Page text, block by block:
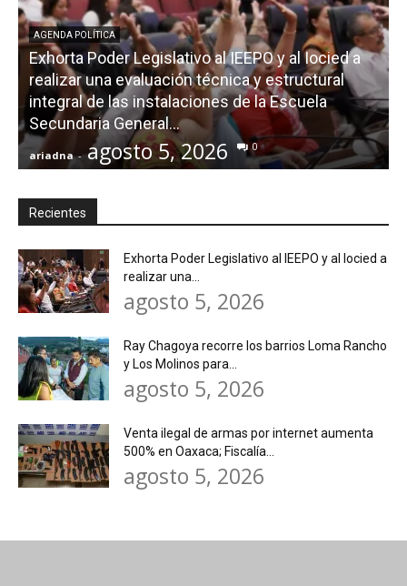
AGENDA POLÍTICA
Exhorta Poder Legislativo al IEEPO y al Iocied a
realizar una evaluación técnica y estructural
integral de las instalaciones de la Escuela
Secundaria General...
ariadna - agosto 5, 2026 0
Recientes
Exhorta Poder Legislativo al IEEPO y al Iocied a
realizar una...
agosto 5, 2026
Ray Chagoya recorre los barrios Loma Rancho
y Los Molinos para...
agosto 5, 2026
Venta ilegal de armas por internet aumenta
500% en Oaxaca; Fiscalía...
agosto 5, 2026